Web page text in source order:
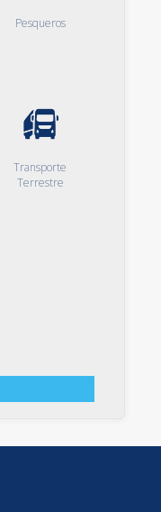
Pesqueros
Transporte
Terrestre